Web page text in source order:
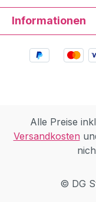
Informationen
Alle Preise
Versandkosten
© DG